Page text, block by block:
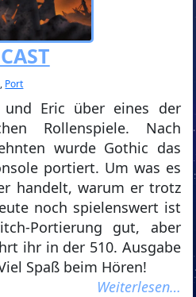
, Port
Eric über eines der
Rollenspiele. Nach
wurde Gothic das
portiert. Um was es
handelt, warum er trotz
noch spielenswert ist
Portierung gut, aber
ihr in der 510. Ausgabe
Spaß beim Hören!
Weiterlesen…